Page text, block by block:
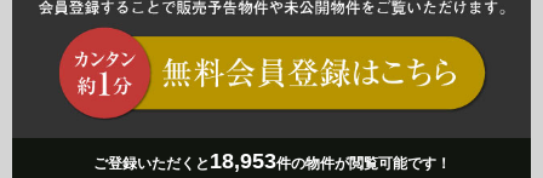
ご登録いただくと 18,953件の物件が閲覧可能です！